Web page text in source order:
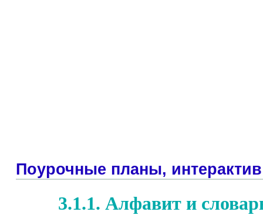
Поурочные планы, интерактив
3.1.1. Алфавит и